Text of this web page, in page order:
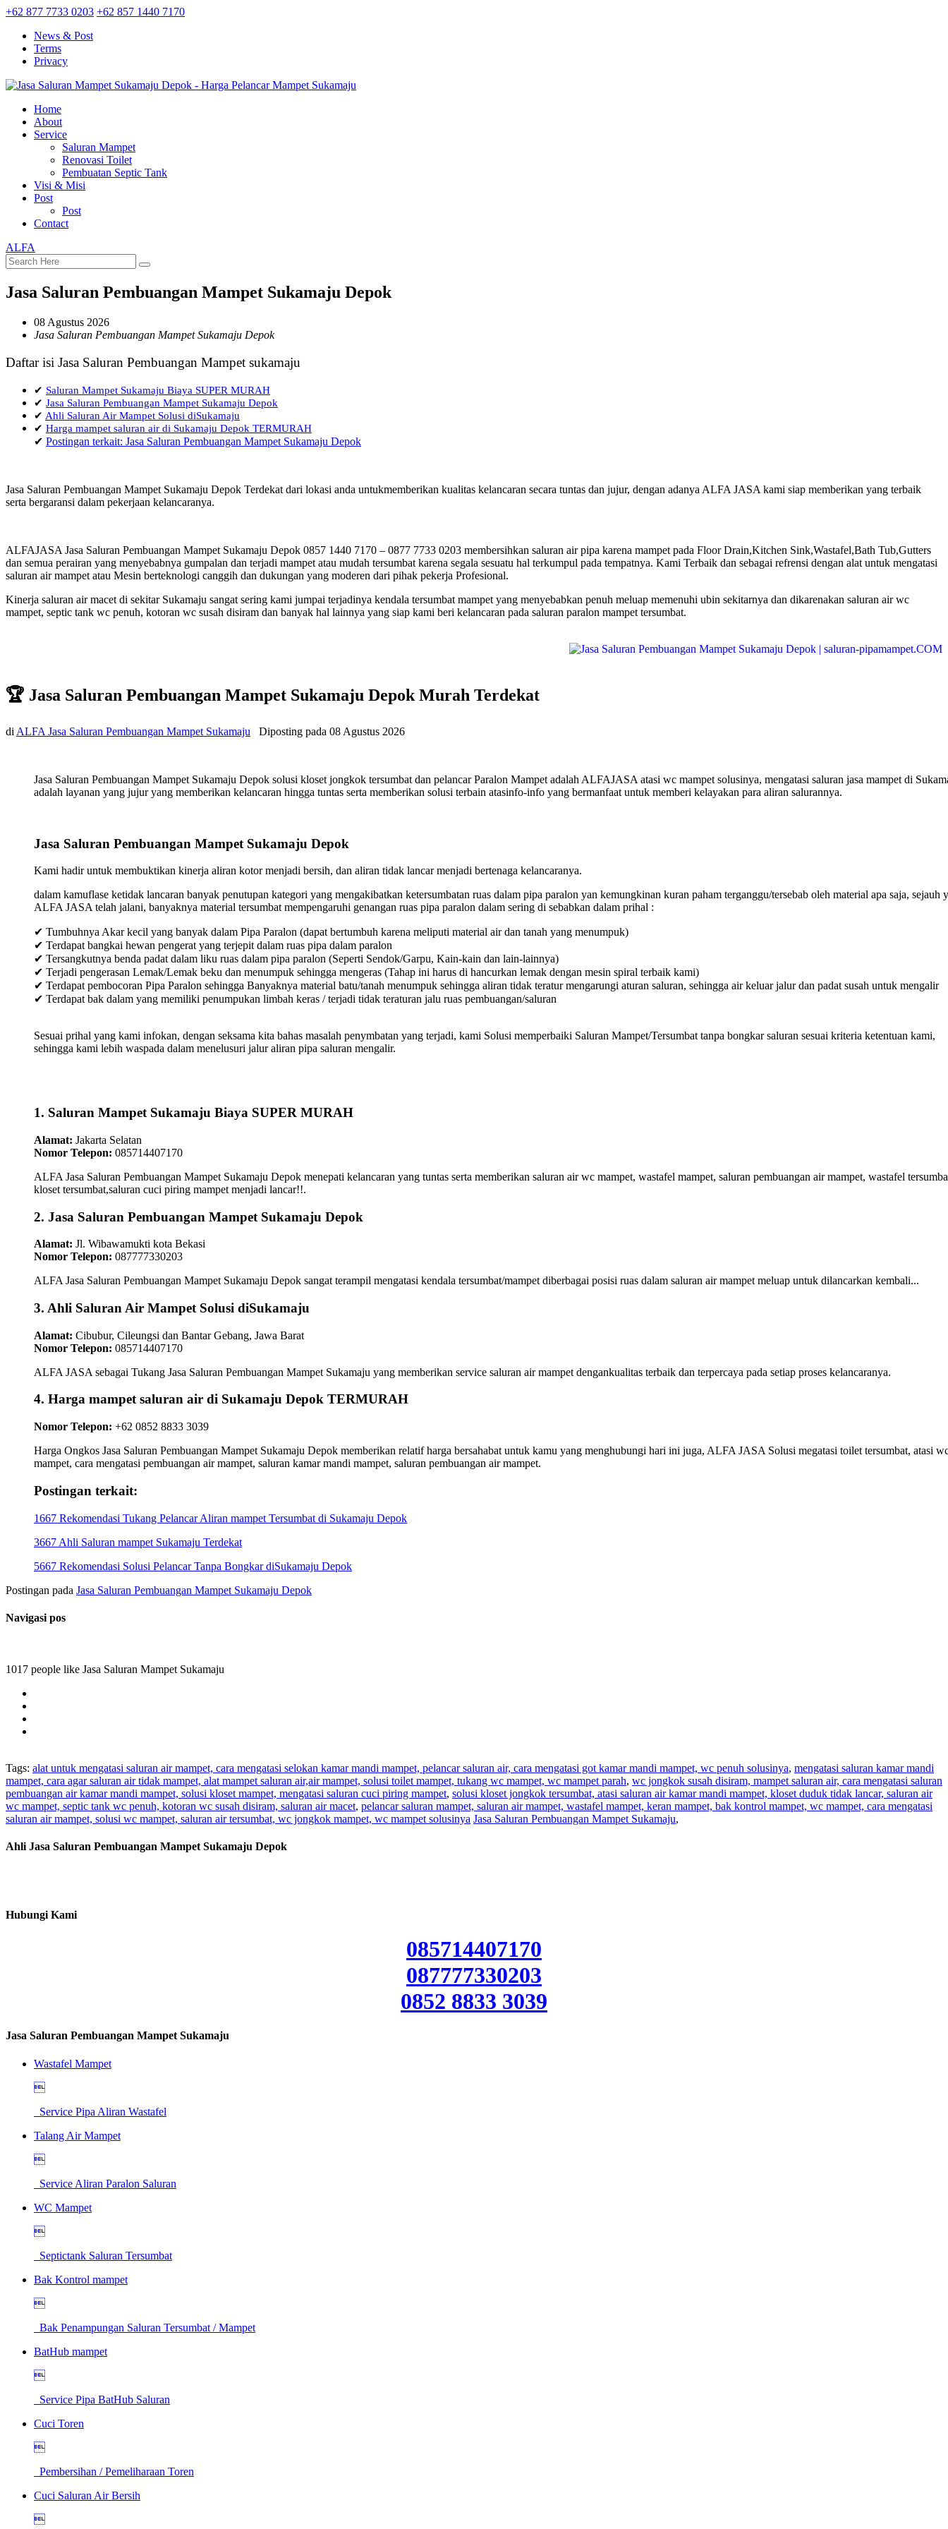
+62 877 7733 0203 +62 857 1440 7170
News & Post
Terms
Privacy
Home
About
Service
Saluran Mampet
Renovasi Toilet
Pembuatan Septic Tank
Visi & Misi
Post
Post
Contact
ALFA
Jasa Saluran Pembuangan Mampet Sukamaju Depok
08 Agustus 2026
Jasa Saluran Pembuangan Mampet Sukamaju Depok
Daftar isi Jasa Saluran Pembuangan Mampet sukamaju
✔ Saluran Mampet Sukamaju Biaya SUPER MURAH
✔ Jasa Saluran Pembuangan Mampet Sukamaju Depok
✔ Ahli Saluran Air Mampet Solusi diSukamaju
✔ Harga mampet saluran air di Sukamaju Depok TERMURAH
✔ Postingan terkait: Jasa Saluran Pembuangan Mampet Sukamaju Depok
Jasa Saluran Pembuangan Mampet Sukamaju Depok Terdekat dari lokasi anda untukmemberikan kualitas kelancaran secara tuntas dan jujur, dengan adanya ALFA JASA kami siap memberikan yang terbaik
serta bergaransi dalam pekerjaan kelancaranya.
ALFAJASA Jasa Saluran Pembuangan Mampet Sukamaju Depok 0857 1440 7170 – 0877 7733 0203 membersihkan saluran air pipa karena mampet pada Floor Drain,Kitchen Sink,Wastafel,Bath Tub,Gutters
dan semua perairan yang menyebabnya gumpalan dan terjadi mampet atau mudah tersumbat karena segala sesuatu hal terkumpul pada tempatnya. Kami Terbaik dan sebagai refrensi dengan alat untuk mengatasi
saluran air mampet atau Mesin berteknologi canggih dan dukungan yang moderen dari pihak pekerja Profesional.
Kinerja saluran air macet di sekitar Sukamaju sangat sering kami jumpai terjadinya kendala tersumbat mampet yang menyebabkan penuh meluap memenuhi ubin sekitarnya dan dikarenakan saluran air wc
mampet, septic tank wc penuh, kotoran wc susah disiram dan banyak hal lainnya yang siap kami beri kelancaran pada saluran paralon mampet tersumbat.
🏆 Jasa Saluran Pembuangan Mampet Sukamaju Depok Murah Terdekat
di ALFA Jasa Saluran Pembuangan Mampet Sukamaju Diposting pada 08 Agustus 2026
Jasa Saluran Pembuangan Mampet Sukamaju Depok solusi kloset jongkok tersumbat dan pelancar Paralon Mampet adalah ALFAJASA atasi wc mampet solusinya, mengatasi saluran jasa mampet di
adalah layanan yang jujur yang memberikan kelancaran hingga tuntas serta memberikan solusi terbain atasinfo-info yang bermanfaat untuk memberi kelayakan para aliran salurannya.
Jasa Saluran Pembuangan Mampet Sukamaju Depok
Kami hadir untuk membuktikan kinerja aliran kotor menjadi bersih, dan aliran tidak lancar menjadi bertenaga kelancaranya.
dalam kamuflase ketidak lancaran banyak penutupan kategori yang mengakibatkan ketersumbatan ruas dalam pipa paralon yan kemungkinan kuran paham terganggu/tersebab oleh material apa saja, sejauh
ALFA JASA telah jalani, banyaknya material tersumbat mempengaruhi genangan ruas pipa paralon dalam sering di sebabkan dalam prihal :
✔ Tumbuhnya Akar kecil yang banyak dalam Pipa Paralon (dapat bertumbuh karena meliputi material air dan tanah yang menumpuk)
✔ Terdapat bangkai hewan pengerat yang terjepit dalam ruas pipa dalam paralon
✔ Tersangkutnya benda padat dalam liku ruas dalam pipa paralon (Seperti Sendok/Garpu, Kain-kain dan lain-lainnya)
✔ Terjadi pengerasan Lemak/Lemak beku dan menumpuk sehingga mengeras (Tahap ini harus di hancurkan lemak dengan mesin spiral terbaik kami)
✔ Terdapat pembocoran Pipa Paralon sehingga Banyaknya material batu/tanah menumpuk sehingga aliran tidak teratur mengarungi aturan saluran, sehingga air keluar jalur dan padat susah untuk mengalir
✔ Terdapat bak dalam yang memiliki penumpukan limbah keras / terjadi tidak teraturan jalu ruas pembuangan/saluran
Sesuai prihal yang kami infokan, dengan seksama kita bahas masalah penymbatan yang terjadi, kami Solusi memperbaiki Saluran Mampet/Tersumbat tanpa bongkar saluran sesuai kriteria ketentuan kami,
sehingga kami lebih waspada dalam menelusuri jalur aliran pipa saluran mengalir.
1. Saluran Mampet Sukamaju Biaya SUPER MURAH
Alamat: Jakarta Selatan
Nomor Telepon: 085714407170
ALFA Jasa Saluran Pembuangan Mampet Sukamaju Depok menepati kelancaran yang tuntas serta memberikan saluran air wc mampet, wastafel mampet, saluran pembuangan air mampet, wastafel
kloset tersumbat,saluran cuci piring mampet menjadi lancar!!.
2. Jasa Saluran Pembuangan Mampet Sukamaju Depok
Alamat: Jl. Wibawamukti kota Bekasi
Nomor Telepon: 087777330203
ALFA Jasa Saluran Pembuangan Mampet Sukamaju Depok sangat terampil mengatasi kendala tersumbat/mampet diberbagai posisi ruas dalam saluran air mampet meluap untuk dilancarkan kembali...
3. Ahli Saluran Air Mampet Solusi diSukamaju
Alamat: Cibubur, Cileungsi dan Bantar Gebang, Jawa Barat
Nomor Telepon: 085714407170
ALFA JASA sebagai Tukang Jasa Saluran Pembuangan Mampet Sukamaju yang memberikan service saluran air mampet dengankualitas terbaik dan terpercaya pada setiap proses kelancaranya.
4. Harga mampet saluran air di Sukamaju Depok TERMURAH
Nomor Telepon: +62 0852 8833 3039
Harga Ongkos Jasa Saluran Pembuangan Mampet Sukamaju Depok memberikan relatif harga bersahabat untuk kamu yang menghubungi hari ini juga, ALFA JASA Solusi megatasi toilet tersumbat, atasi
mampet, cara mengatasi pembuangan air mampet, saluran kamar mandi mampet, saluran pembuangan air mampet.
Postingan terkait:
1667 Rekomendasi Tukang Pelancar Aliran mampet Tersumbat di Sukamaju Depok
3667 Ahli Saluran mampet Sukamaju Terdekat
5667 Rekomendasi Solusi Pelancar Tanpa Bongkar diSukamaju Depok
Postingan pada Jasa Saluran Pembuangan Mampet Sukamaju Depok
Navigasi pos
1017 people like Jasa Saluran Mampet Sukamaju
Tags: alat untuk mengatasi saluran air mampet, cara mengatasi selokan kamar mandi mampet, pelancar saluran air, cara mengatasi got kamar mandi mampet, wc penuh solusinya, mengatasi saluran kamar mandi
mampet, cara agar saluran air tidak mampet, alat mampet saluran air,air mampet, solusi toilet mampet, tukang wc mampet, wc mampet parah, wc jongkok susah disiram, mampet saluran air, cara mengatasi saluran
pembuangan air kamar mandi mampet, solusi kloset mampet, mengatasi saluran cuci piring mampet, solusi kloset jongkok tersumbat, atasi saluran air kamar mandi mampet, kloset duduk tidak lancar, saluran air
wc mampet, septic tank wc penuh, kotoran wc susah disiram, saluran air macet, pelancar saluran mampet, saluran air mampet, wastafel mampet, keran mampet, bak kontrol mampet, wc mampet, cara mengatasi
saluran air mampet, solusi wc mampet, saluran air tersumbat, wc jongkok mampet, wc mampet solusinya Jasa Saluran Pembuangan Mampet Sukamaju,
Ahli Jasa Saluran Pembuangan Mampet Sukamaju Depok
Hubungi Kami
085714407170
087777330203
0852 8833 3039
Jasa Saluran Pembuangan Mampet Sukamaju
Wastafel Mampet

Service Pipa Aliran Wastafel
Talang Air Mampet

Service Aliran Paralon Saluran
WC Mampet

Septictank Saluran Tersumbat
Bak Kontrol mampet

Bak Penampungan Saluran Tersumbat / Mampet
BatHub mampet

Service Pipa BatHub Saluran
Cuci Toren

Pembersihan / Pemeliharaan Toren
Cuci Saluran Air Bersih
